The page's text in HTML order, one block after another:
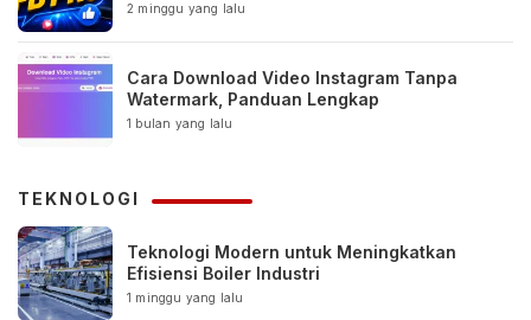
2 minggu yang lalu
Cara Download Video Instagram Tanpa
Watermark, Panduan Lengkap
1 bulan yang lalu
TEKNOLOGI
Teknologi Modern untuk Meningkatkan
Efisiensi Boiler Industri
1 minggu yang lalu